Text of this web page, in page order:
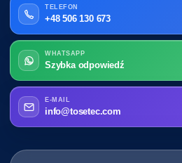
TELEFON
+48 506 130 673
WHATSAPP
Szybka odpowiedź
E-MAIL
info@tosetec.com